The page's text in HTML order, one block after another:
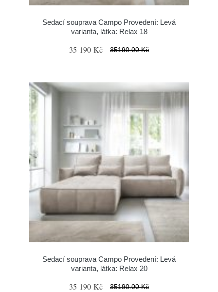
Sedací souprava Campo Provedení: Levá
varianta, látka: Relax 18
35 190 Kč 35190.00 Kč
Sedací souprava Campo Provedení: Levá
varianta, látka: Relax 20
35 190 Kč 35190.00 Kč